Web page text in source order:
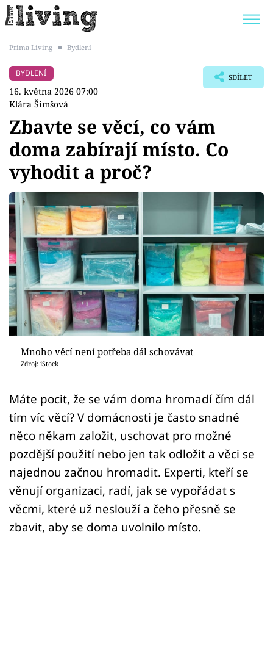
BYDLENÍ SLAVNÝCH
Témata
Bydlení
Zahrada
Design
Sledujte prima+
Přihlášení
Sledujte nás
Prima Living ■ Bydlení
BYDLENÍ
16. května 2026 07:00
Klára Šimšová
SDÍLET
Zbavte se věcí, co vám
doma zabírají místo. Co
vyhodit a proč?
Mnoho věcí není potřeba dál schovávat
Zdroj: iStock
Máte pocit, že se vám doma hromadí čím dál
tím víc věcí? V domácnosti je často snadné
něco někam založit, uschovat pro možné
pozdější použití nebo jen tak odložit a věci se
najednou začnou hromadit. Experti, kteří se
věnují organizaci, radí, jak se vypořádat s
věcmi, které už neslouží a čeho přesně se
zbavit, aby se doma uvolnilo místo.